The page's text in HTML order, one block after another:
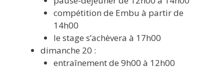
compétition de Embu à partir de
14h00
le stage s’achèvera à 17h00
dimanche 20 :
entraînement de 9h00 à 12h00